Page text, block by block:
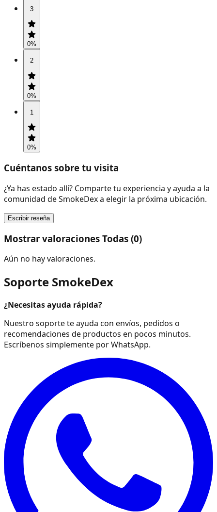
3
0%
2
0%
1
0%
Cuéntanos sobre tu visita
¿Ya has estado allí? Comparte tu experiencia y ayuda a la
comunidad de SmokeDex a elegir la próxima ubicación.
Escribir reseña
Mostrar valoraciones Todas (0)
Aún no hay valoraciones.
Soporte SmokeDex
¿Necesitas ayuda rápida?
Nuestro soporte te ayuda con envíos, pedidos o
recomendaciones de productos en pocos minutos.
Escríbenos simplemente por WhatsApp.